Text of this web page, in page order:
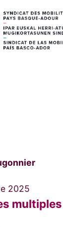
2025
multiples